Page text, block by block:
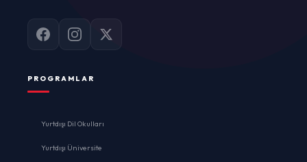
PROGRAMLAR
Yurtdışı Dil Okulları
Yurtdışı Üniversite